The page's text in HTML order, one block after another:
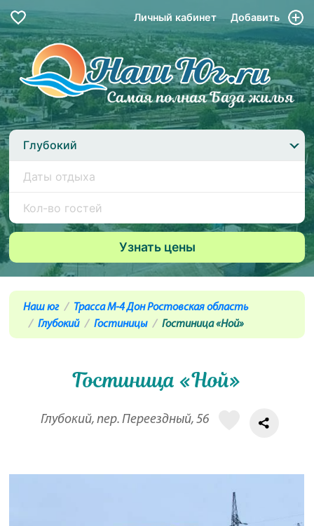
Личный кабинет Добавить
Глубокий
Наш юг
Трасса М-4 Дон Ростовская область
Глубокий
Гостиницы Гостиница «Ной»
Гостиница «Ной»
Глубокий, пер. Переездный, 56